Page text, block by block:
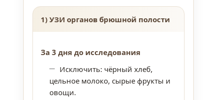
1) УЗИ органов брюшной полости
За 3 дня до исследования
Исключить: чёрный хлеб,
цельное молоко, сырые фрукты и
овощи.